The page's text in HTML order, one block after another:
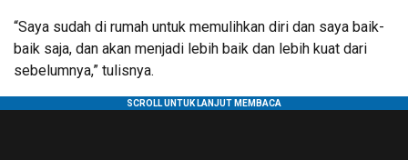
“Saya sudah di rumah untuk memulihkan diri dan saya baik-
baik saja, dan akan menjadi lebih baik dan lebih kuat dari
sebelumnya,” tulisnya.